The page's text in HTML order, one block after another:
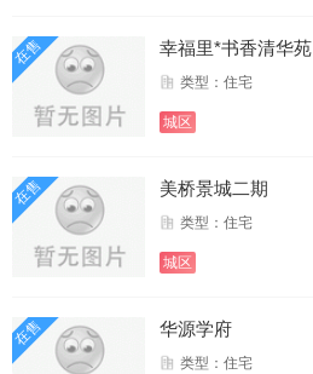
在售 幸福里*书香清华苑
类型：住宅
城区
在售 美桥景城二期
类型：住宅
城区
在售 华源学府
类型：住宅